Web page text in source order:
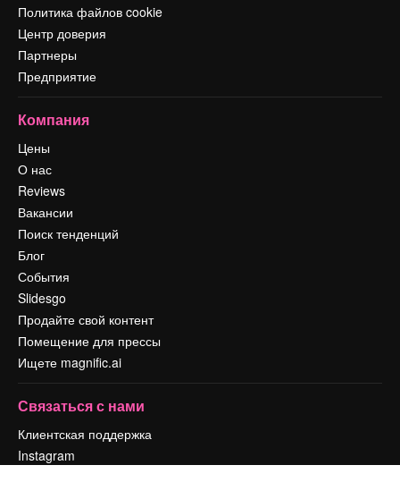
Политика файлов cookie
Центр доверия
Партнеры
Предприятие
Компания
Цены
О нас
Reviews
Вакансии
Поиск тенденций
Блог
События
Slidesgo
Продайте свой контент
Помещение для прессы
Ищете magnific.ai
Связаться с нами
Клиентская поддержка
Instagram